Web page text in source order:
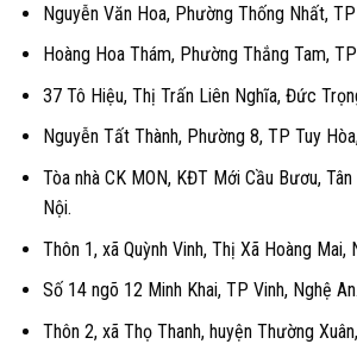
Nguyễn Văn Hoa, Phường Thống Nhất,
Hoàng Hoa Thám, Phường Thắng Tam,
37 Tô Hiệu, Thị Trấn Liên Nghĩa, Đức
Nguyễn Tất Thành, Phường 8, TP Tuy
Tòa nhà CK MON, KĐT Mới Cầu Bươu,
Nội.
Thôn 1, xã Quỳnh Vinh, Thị Xã Hoàng Mai,
Số 14 ngõ 12 Minh Khai, TP Vinh, Nghệ An.
Thôn 2, xã Thọ Thanh, huyện Thường